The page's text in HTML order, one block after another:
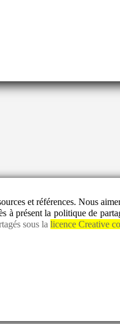
et références. Nous
à présent la politique de
sous la licence Creative